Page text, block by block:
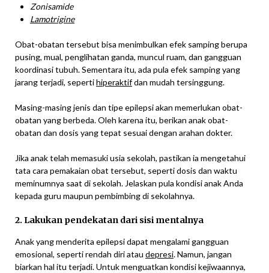
Zonisamide
Lamotrigine
Obat-obatan tersebut bisa menimbulkan efek samping berupa
pusing, mual, penglihatan ganda, muncul ruam, dan gangguan
koordinasi tubuh. Sementara itu, ada pula efek samping yang
jarang terjadi, sepertihiperaktifdan mudah tersinggung.
Masing-masing jenis dan tipe epilepsi akan memerlukan obat-
obatan yang berbeda. Oleh karena itu, berikan anak obat-
obatan dan dosis yang tepat sesuai dengan arahan dokter.
Jika anak telah memasuki usia sekolah, pastikan ia mengetahui
tata cara pemakaian obat tersebut, seperti dosis dan waktu
meminumnya saat di sekolah. Jelaskan pula kondisi anak Anda
kepada guru maupun pembimbing di sekolahnya.
2. Lakukan pendekatan dari sisi mentalnya
Anak yang menderita epilepsi dapat mengalami gangguan
emosional, seperti rendah diri atau depresi. Namun, jangan
biarkan hal itu terjadi. Untuk menguatkan kondisi kejiwaannya,